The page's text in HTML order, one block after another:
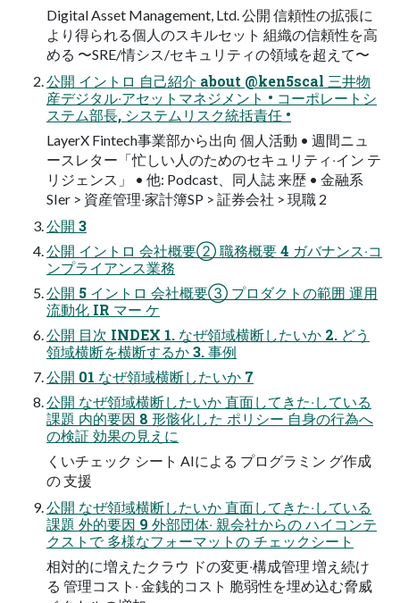
Digital Asset Management, Ltd. 公開 信頼性の拡張に
より得られる個⼈のスキルセット 組織の信頼性を⾼
める 〜SRE/情シス/セキュリティの領域を超えて〜
公開 イントロ ⾃⼰紹介 about @ken5scal 三井物
産デジタル‧アセットマネジメント • コーポレートシ
ステム部⻑, システムリスク統括責任 •
LayerX Fintech事業部から出向 個⼈活動 • 週間ニュ
ースレター「忙しい⼈のためのセキュリティ‧イン テ
リジェンス」 • 他: Podcast、同⼈誌 来歴 • ⾦融系
SIer > 資産管理‧家計簿SP > 証券会社 > 現職 2
公開 3
公開 イントロ 会社概要② 職務概要 4 ガバナンス‧コ
ンプライアンス業務
公開 5 イントロ 会社概要③ プロダクトの範囲 運⽤
流動化 IR マー ケ
公開 ⽬次 INDEX 1. なぜ領域横断したいか 2. どう
領域横断を横断するか 3. 事例
公開 01 なぜ領域横断したいか 7
公開 なぜ領域横断したいか 直⾯してきた‧している
課題 内的要因 8 形骸化した ポリシー ⾃⾝の⾏為へ
の検証 効果の⾒えに
くいチェック シート AIによる プログラミン グ作成
の ⽀援
公開 なぜ領域横断したいか 直⾯してきた‧している
課題 外的要因 9 外部団体‧ 親会社からの ハイコンテ
クストで 多様なフォーマットの チェックシート
相対的に増えたクラウ ドの変更‧構成管理 増え続け
る 管理コスト‧ ⾦銭的コスト 脆弱性を埋め込む脅威